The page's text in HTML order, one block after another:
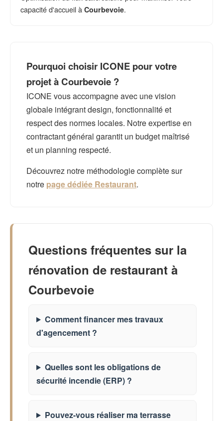
capacité d'accueil à Courbevoie.
Pourquoi choisir ICONE pour votre
projet à Courbevoie ?
ICONE vous accompagne avec une vision
globale intégrant design, fonctionnalité et
respect des normes locales. Notre expertise en
contractant général garantit un budget maîtrisé
et un planning respecté.
Découvrez notre méthodologie complète sur
notre page dédiée Restaurant.
Questions fréquentes sur la
rénovation de restaurant à
Courbevoie
Comment financer mes travaux
d'agencement ?
Quelles sont les obligations de
sécurité incendie (ERP) ?
Pouvez-vous réaliser ma terrasse